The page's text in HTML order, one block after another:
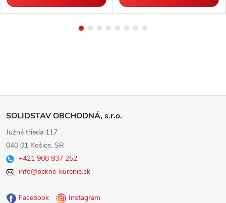
Z
á
p
ä
SOLIDSTAV OBCHODNÁ, s.r.o.
Južná trieda 117
040 01 Košice, SR
+421 908 937 252
info@pekne-kurenie.sk
Facebook Instagram